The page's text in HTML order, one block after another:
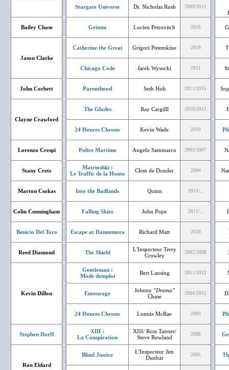
Stargate Universe Dr. Nicholas Rush 2009/2011
Bailey Chase Grimm Lucien Petrovitch 2016
Jason Clarke
Catherine the Great Grigori Potemkine 2019
Chicago Code Jarek Wysocki 2011
John Corbett Parenthood Seth Holt 2011/2015
Clayne Crawford
The Glades Ray Cargilll 2010/2011
24 Heures Chrono Kevin Wade 2010
Lorenzo Crespi Police Martime Angelo Sammarco 2005/2007
Stany Crets
Matrioshki :
Le Traffic de la Honte
Clem de Donder 2004
Marton Csokas Into the Badlands Quinn 2015/...
Colin Cunningham Falling Skies John Pope 2011/...
Benicio Del Toro Escape at Dannemora Richard Matt 2018
Reed Diamond The Shield
L'Inspecteur Terry
Crowley
2002/2008
Kevin Dillon
Gentleman :
Mode demploi
Bert Lansing 2011/2012
Entourage Johnny "Drama"
Chase
2004/2011
24 Heures Chrono Lonnie McRae 2003
Stephen Dorff
XIII :
La Conspiration
XIII/ Ross Tanner/
Steve Rowland
2008
Ron Eldard
Blind Justice
L'Inspecteur Jim
Dunbar
2005